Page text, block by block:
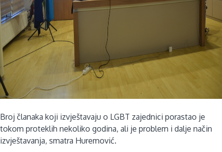
Broj članaka koji izvještavaju o LGBT zajednici porastao je
tokom proteklih nekoliko godina, ali je problem i dalje način
izvještavanja, smatra Huremović.